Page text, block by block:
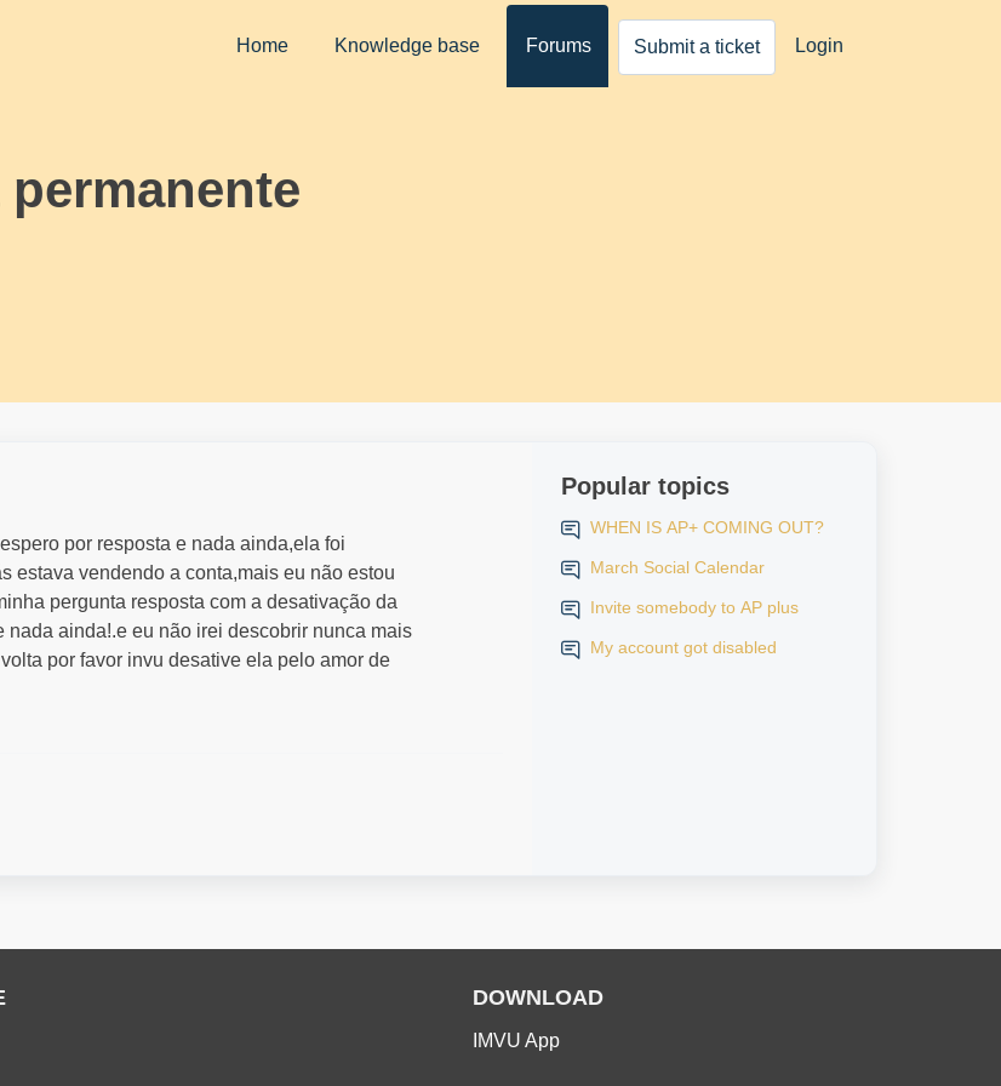
Home Knowledge base Forums Submit a ticket Login
por resposta e nada ainda,ela foi
estava vendendo a conta,mais eu não estou
pergunta resposta com a desativação da
ainda!.e eu não irei descobrir nunca mais
por favor invu desative ela pelo amor de
Popular topics
WHEN IS AP+ COMING OUT?
March Social Calendar
Invite somebody to AP plus
My account got disabled
DOWNLOAD
IMVU App